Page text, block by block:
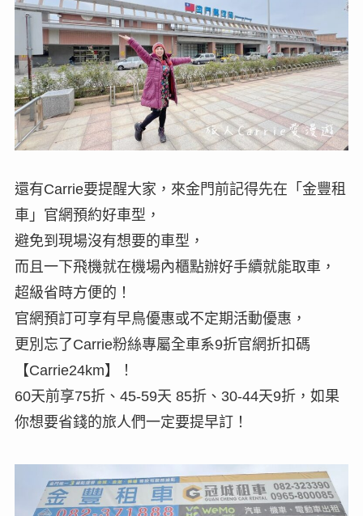
還有Carrie要提醒大家，來金門前記得先在「金豐租
車」官網預約好車型，
避免到現場沒有想要的車型，
而且一下飛機就在機場內櫃點辦好手續就能取車，
超級省時方便的！
官網預訂可享有早鳥優惠或不定期活動優惠，
更別忘了Carrie粉絲專屬全車系9折官網折扣碼
【Carrie24km】！
60天前享75折、45-59天 85折、30-44天9折，如果
你想要省錢的旅人們一定要提早訂！